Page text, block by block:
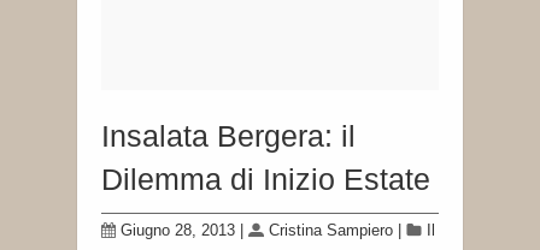
Insalata Bergera: il
Dilemma di Inizio Estate
Giugno 28, 2013 Cristina Sampiero